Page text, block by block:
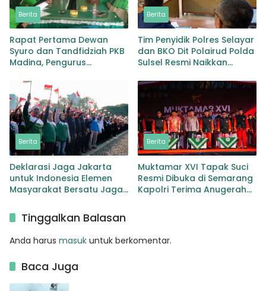
Berita
Rapat Pertama Dewan
Syuro dan Tandfidziah PKB
Madina, Pengurus
adalah Tokoh
Berita
Tim Penyidik Polres Selayar
dan BKO Dit Polairud Polda
Sulsel Resmi Naikkan
Tahap Penyidikan
Berita
Deklarasi Jaga Jakarta
untuk Indonesia Elemen
Masyarakat Bersatu Jaga
Berita
Muktamar XVI Tapak Suci
Resmi Dibuka di Semarang
Kapolri Terima Anugerah
Tinggalkan Balasan
Anda harus masuk untuk berkomentar.
Baca Juga